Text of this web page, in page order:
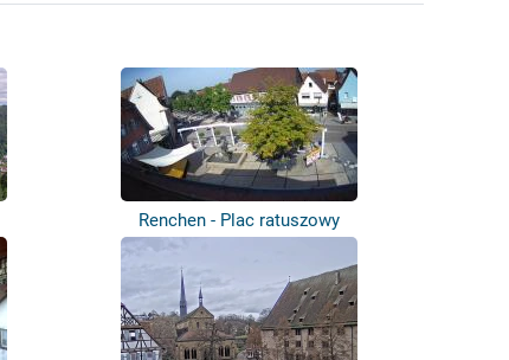
Renchen - Plac ratuszowy